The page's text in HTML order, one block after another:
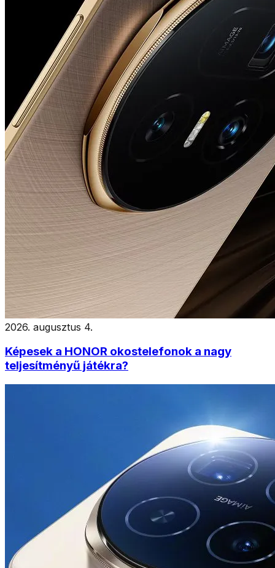
2026. augusztus 4.
Képesek a HONOR okostelefonok a nagy
teljesítményű játékra?